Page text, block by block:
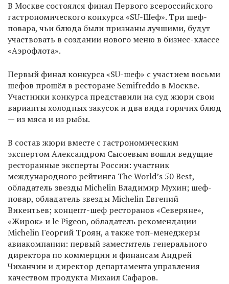
В Москве состоялся финал Первого всероссийского
гастрономического конкурса «SU-Шеф». Три шеф-
повара, чьи блюда были признаны лучшими, будут
участвовать в создании нового меню в бизнес-классе
«Аэрофлота».
Первый финал конкурса «SU-шеф» с участием восьми
шефов прошёл в ресторане Semifreddo в Москве.
Участники конкурса представили на суд жюри свои
варианты холодных закусок и два вида горячих блюд
— из мяса и из рыбы.
В состав жюри вместе с гастрономическим
экспертом Александром Сысоевым вошли ведущие
ресторанные эксперты России: участник
международного рейтинга The World’s 50 Best,
обладатель звезды Michelin Владимир Мухин; шеф-
повар, обладатель звезды Michelin Евгений
Викентьев; концепт-шеф ресторанов «Северяне»,
«Жирок» и le Pigeon, обладатель рекомендации
Michelin Георгий Троян, а также топ-менеджеры
авиакомпании: первый заместитель генерального
директора по коммерции и финансам Андрей
Чиханчин и директор департамента управления
качеством продукта Михаил Сафаров.